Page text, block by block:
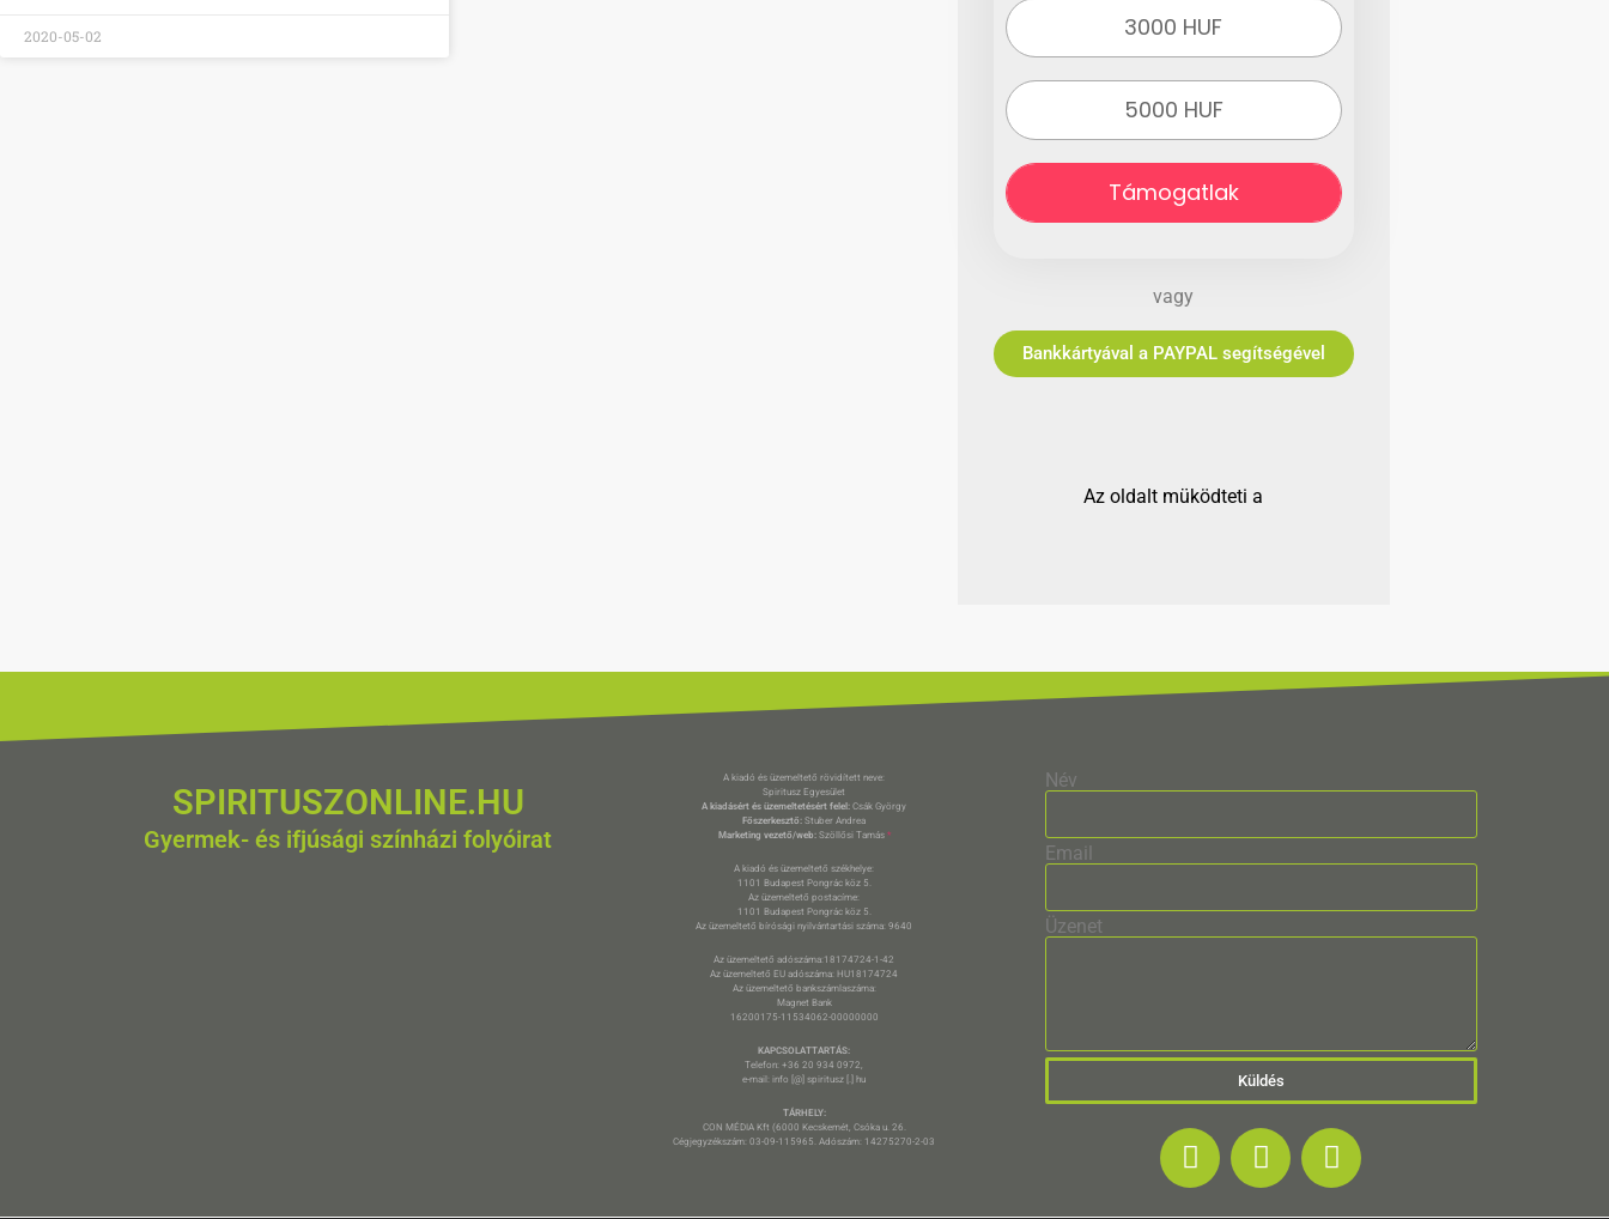
2020-05-02 3000 HUF
5000 HUF
Támogatlak
vagy
Bankkártyával a PAYPAL segítségével
Az oldalt müködteti a
SPIRITUSZONLINE.HU
Gyermek- és ifjúsági színházi folyóirat
A kiadó és üzemeltető rövidített neve:
Spiritusz Egyesület
A kiadásért és üzemeltetésért felel: Csák György
Főszerkesztő: Stuber Andrea
Marketing vezető/web:Szöllősi Tamás *
A kiadó és üzemeltető székhelye:
1101 Budapest Pongrác köz 5.
Az üzemeltető postacíme:
1101 Budapest Pongrác köz 5.
Az üzemeltető bírósági nyilvántartási száma: 9640
Az üzemeltető adószáma:18174724-1-42
Az üzemeltető EU adószáma: HU18174724
Az üzemeltető bankszámlaszáma:
Magnet Bank
16200175-11534062-00000000
KAPCSOLATTARTÁS:
Telefon: +36 20 934 0972,
e-mail: info [@] spiritusz [.] hu
TÁRHELY:
CON MÉDIA Kft (6000 Kecskemét, Csóka u. 26.
Cégjegyzékszám: 03-09-115965. Adószám: 14275270-2-03
Név
Email
Üzenet
Küldés